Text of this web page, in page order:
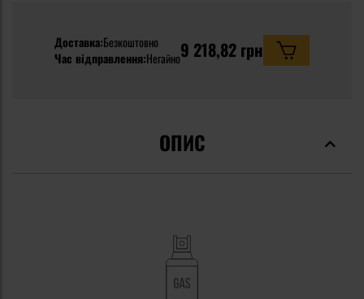
Доставка:Безкоштовно
Час відправлення:Негайно9 218,82 грн
ОПИС